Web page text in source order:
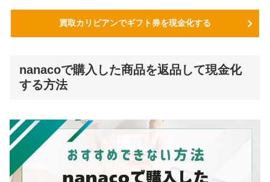
買取カリビアンでギフト券を現金化する
nanacoで購入した商品を返品して現金化
する方法